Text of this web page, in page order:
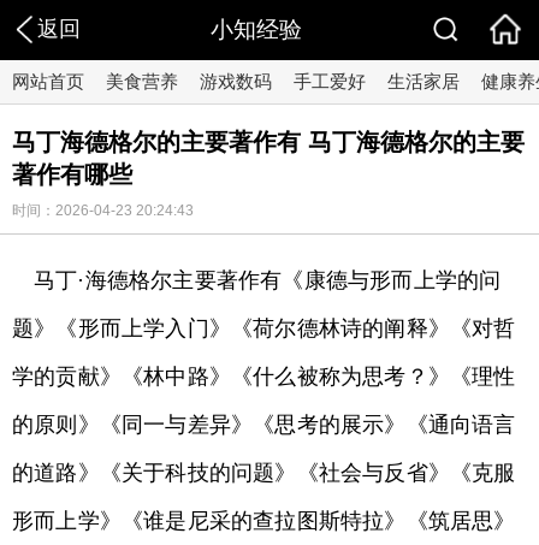
返回 小知经验
网站首页 美食营养 游戏数码 手工爱好 生活家居 健康养
马丁海德格尔的主要著作有 马丁海德格尔的主要
著作有哪些
时间：2026-04-23 20:24:43
马丁·海德格尔主要著作有《康德与形而上学的问
题》《形而上学入门》《荷尔德林诗的阐释》《对哲
学的贡献》《林中路》《什么被称为思考？》《理性
的原则》《同一与差异》《思考的展示》《通向语言
的道路》《关于科技的问题》《社会与反省》《克服
形而上学》《谁是尼采的查拉图斯特拉》《筑居思》